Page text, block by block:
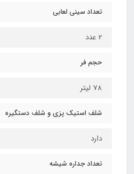
تعداد سینی لعابی
2 عدد
حجم فر
78 لیتر
شلف استیک پزی و شلف دستگیره
دارد
تعداد جداره شیشه